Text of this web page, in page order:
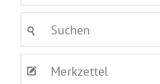
Merkzettel